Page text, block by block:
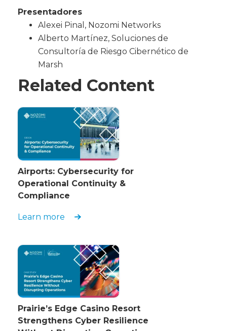
Presentadores
Alexei Pinal, Nozomi Networks
Alberto Martínez, Soluciones de
Consultoría de Riesgo Cibernético de
Marsh
Related Content
Airports: Cybersecurity for
Operational Continuity &
Compliance
Learn more
Prairie’s Edge Casino Resort
Strengthens Cyber Resilience